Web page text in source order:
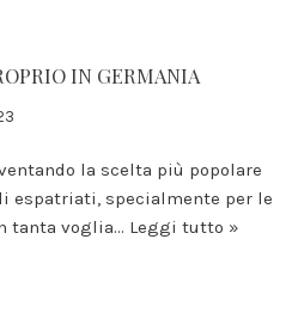
IN GERMANIA
la scelta più popolare
espatriati, specialmente per le
tanta voglia… Leggi tutto »